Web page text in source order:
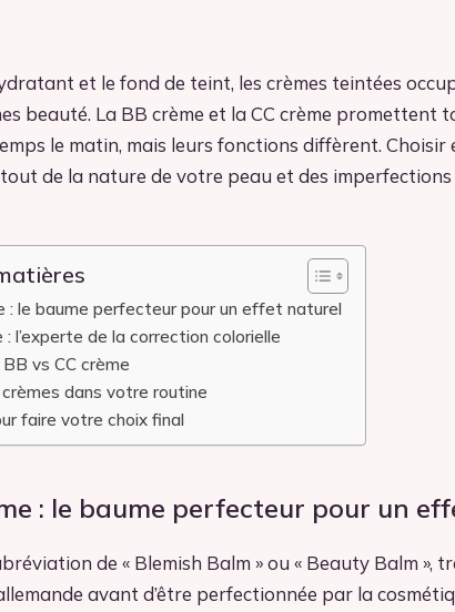
et le fond de teint, les crèmes teintées
beauté. La BB crème et la CC crème promettent
le matin, mais leurs fonctions diffèrent.
de la nature de votre peau et des
: le baume perfecteur pour un effet naturel
: l’experte de la correction colorielle
vs CC crème
dans votre routine
faire votre choix final
: le baume perfecteur pour un
de « Blemish Balm » ou « Beauty Balm »,
avant d’être perfectionnée par la